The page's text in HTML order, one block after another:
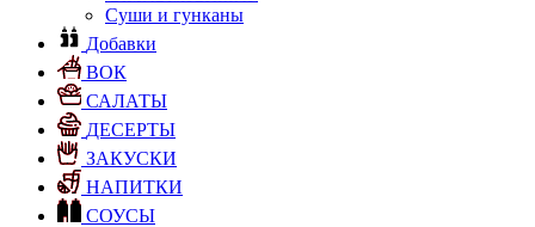
Суши и гунканы
Добавки
ВОК
САЛАТЫ
ДЕСЕРТЫ
ЗАКУСКИ
НАПИТКИ
СОУСЫ